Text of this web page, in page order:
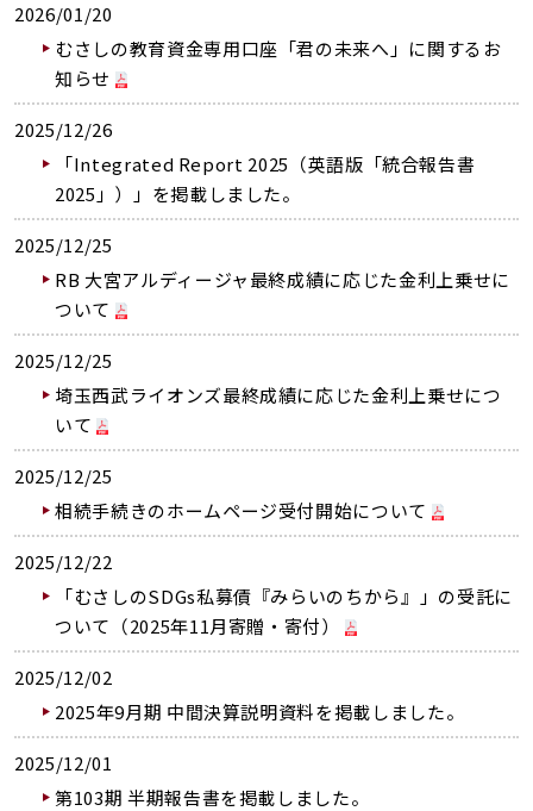
2026/01/20
むさしの教育資金専用口座「君の未来へ」に関するお
知らせ
2025/12/26
「Integrated Report 2025（英語版「統合報告書
2025」）」を掲載しました。
2025/12/25
RB 大宮アルディージャ最終成績に応じた金利上乗せに
ついて
2025/12/25
埼玉西武ライオンズ最終成績に応じた金利上乗せにつ
いて
2025/12/25
相続手続きのホームページ受付開始について
2025/12/22
「むさしのSDGs私募債『みらいのちから』」の受託に
ついて（2025年11月寄贈・寄付）
2025/12/02
2025年9月期 中間決算説明資料を掲載しました。
2025/12/01
第103期 半期報告書を掲載しました。